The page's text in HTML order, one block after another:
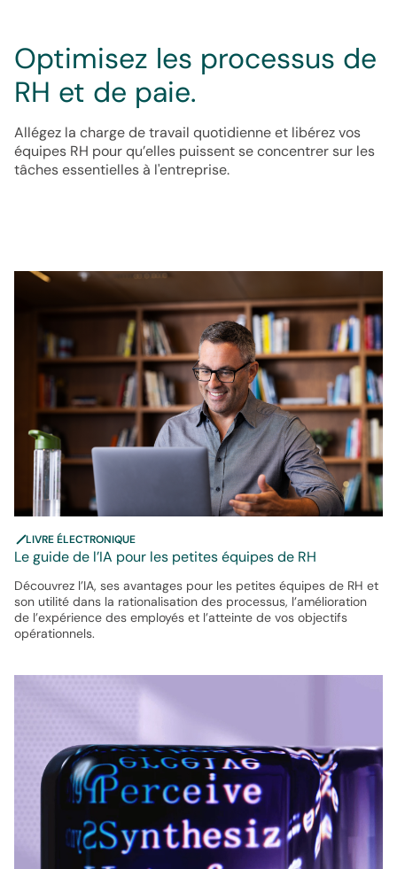
Optimisez les processus de
RH et de paie.
Allégez la charge de travail quotidienne et libérez vos
équipes RH pour qu’elles puissent se concentrer sur les
tâches essentielles à l'entreprise.
LIVRE ÉLECTRONIQUE
Le guide de l’IA pour les petites équipes de RH
Découvrez l’IA, ses avantages pour les petites équipes de RH et
son utilité dans la rationalisation des processus, l’amélioration
de l’expérience des employés et l’atteinte de vos objectifs
opérationnels.